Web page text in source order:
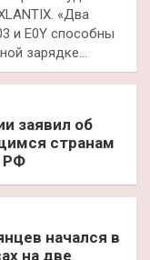
«Два
и E0Y способны
зарядке…
заявил об
странам
РФ
начался в
на две